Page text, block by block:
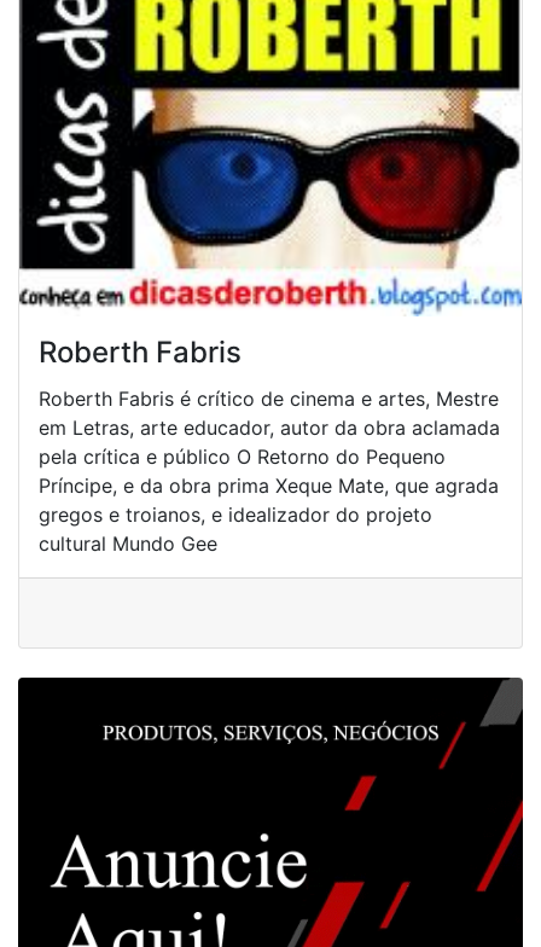
Roberth Fabris
Roberth Fabris é crítico de cinema e artes, Mestre
em Letras, arte educador, autor da obra aclamada
pela crítica e público O Retorno do Pequeno
Príncipe, e da obra prima Xeque Mate, que agrada
gregos e troianos, e idealizador do projeto
cultural Mundo Gee